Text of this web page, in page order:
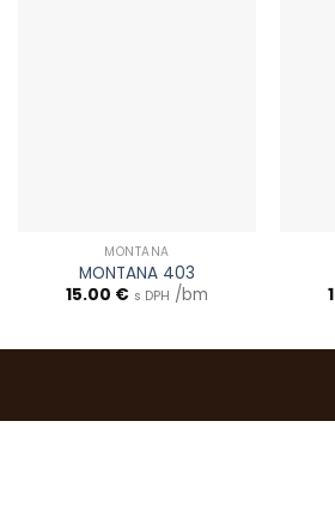
MONTANA
MONTANA 403
15.00 € s DPH /bm